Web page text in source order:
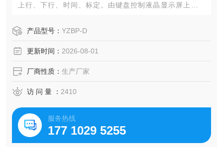
上行、下行、时间、标定。由键盘控制液晶显示屏上的菜
产品型号： YZBP-D
更新时间： 2026-08-01
厂商性质： 生产厂家
访 问 量 ： 2410
服务热线
177 1029 5255